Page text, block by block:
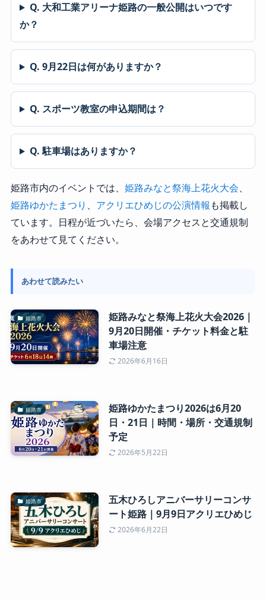
Q. 大和工業アリーナ姫路の一般公開はいつです
か？
Q. 9月22日は何がありますか？
Q. スポーツ教室の申込期間は？
Q. 駐車場はありますか？
姫路市内のイベントでは、 姫路みなと祭海上花火大会、
姫路ゆかたまつり 、 アクリエひめじの公演情報 も掲載し
ています。日程が近づいたら、会場アクセスと交通規制
をあわせて見てください。
あわせて読みたい
姫路市
姫路みなと祭海上花火大会2026｜
9月20日開催・チケット料金と駐
車場注意
2026年6月16日
姫路市
姫路ゆかたまつり2026は6月20
日・21日｜時間・場所・交通規制
予定
2026年5月22日
姫路市
五木ひろしアニバーサリーコンサ
ート姫路｜9月9日アクリエひめじ
2026年6月22日